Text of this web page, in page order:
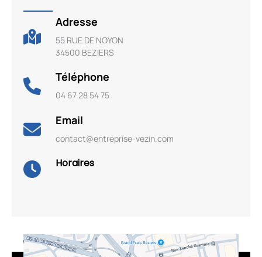
Adresse
55 RUE DE NOYON
34500 BEZIERS
Téléphone
04 67 28 54 75
Email
contact@entreprise-vezin.com
Horaires